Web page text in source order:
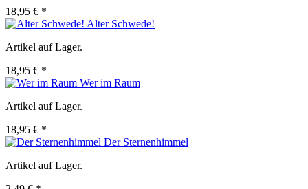
18,95 € *
Alter Schwede!
Artikel auf Lager.
18,95 € *
Wer im Raum
Artikel auf Lager.
18,95 € *
Der Sternenhimmel
Artikel auf Lager.